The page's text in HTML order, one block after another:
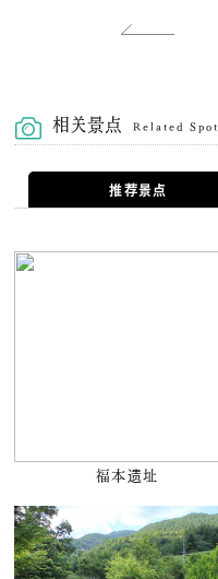
相关景点 Related Spot
推荐景点
福本遗址